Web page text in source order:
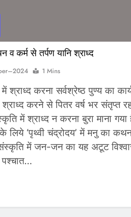
व कर्म से तर्पण यानि श्राध्द
1 Mins
श्राध्द करना सर्वश्रेष्ठ पुण्य का
श्राध्द करने से पितर वर्ष भर संतृप्त
में श्राध्द न करना बुरा माना गया
लिये ‘पृथ्वी चंद्रोदय’ में मनु का
में जन-जन का यह अटूट